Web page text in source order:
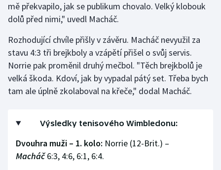
mě překvapilo, jak se publikum chovalo. Velký klobouk
dolů před nimi," uvedl Macháč.
Rozhodující chvíle přišly v závěru. Macháč nevyužil za
stavu 4:3 tři brejkboly a vzápětí přišel o svůj servis.
Norrie pak proměnil druhý mečbol. "Těch brejkbolů je
velká škoda. Kdoví, jak by vypadal pátý set. Třeba bych
tam ale úplně zkolaboval na křeče," dodal Macháč.
Výsledky tenisového Wimbledonu:
Dvouhra muži – 1. kolo: Norrie (12-Brit.) –
Macháč6:3, 4:6, 6:1, 6:4.